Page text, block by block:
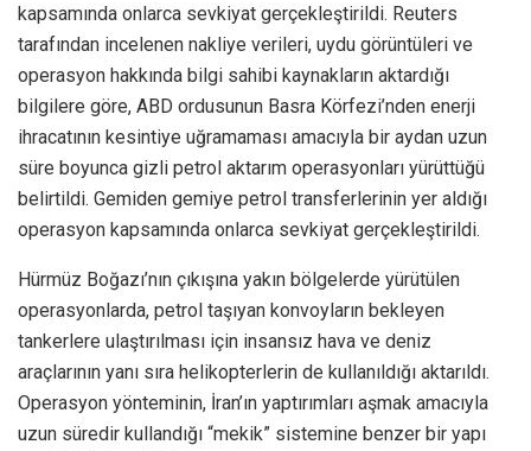
kapsamında onlarca sevkiyat gerçekleştirildi. Reuters
tarafından incelenen nakliye verileri, uydu görüntüleri ve
operasyon hakkında bilgi sahibi kaynakların aktardığı
bilgilere göre, ABD ordusunun Basra Körfezi’nden enerji
ihracatının kesintiye uğramaması amacıyla bir aydan uzun
süre boyunca gizli petrol aktarım operasyonları yürüttüğü
belirtildi. Gemiden gemiye petrol transferlerinin yer aldığı
operasyon kapsamında onlarca sevkiyat gerçekleştirildi.
Hürmüz Boğazı’nın çıkışına yakın bölgelerde yürütülen
operasyonlarda, petrol taşıyan konvoyların bekleyen
tankerlere ulaştırılması için insansız hava ve deniz
araçlarının yanı sıra helikopterlerin de kullanıldığı aktarıldı.
Operasyon yönteminin, İran’ın yaptırımları aşmak amacıyla
uzun süredir kullandığı “mekik” sistemine benzer bir yapı